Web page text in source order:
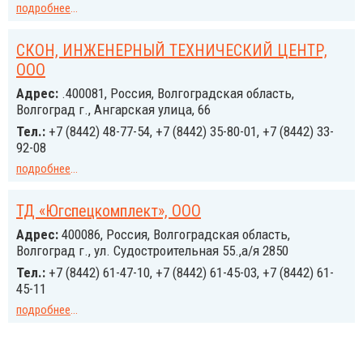
подробнее...
СКОН, ИНЖЕНЕРНЫЙ ТЕХНИЧЕСКИЙ ЦЕНТР,
ООО
Адрес: .400081, Россия, Волгоградская область,
Волгоград г., Ангарская улица, 66
Тел.: +7 (8442) 48-77-54, +7 (8442) 35-80-01, +7 (8442) 33-
92-08
подробнее...
ТД «Югспецкомплект», ООО
Адрес: 400086, Россия, Волгоградская область,
Волгоград г., ул. Судостроительная 55.,а/я 2850
Тел.: +7 (8442) 61-47-10, +7 (8442) 61-45-03, +7 (8442) 61-
45-11
подробнее...